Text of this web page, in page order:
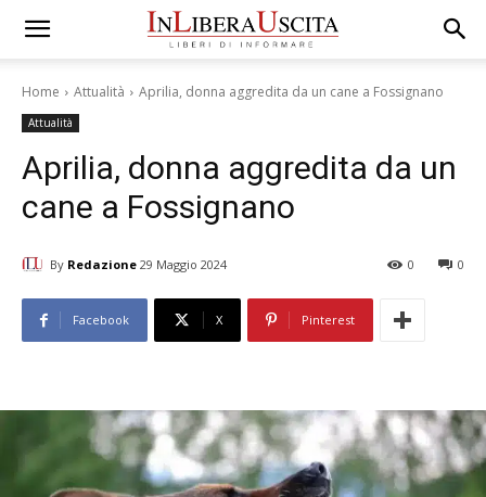
Home Attualità Aprilia, donna aggredita da un cane a Fossignano
Attualità
Aprilia, donna aggredita da un
cane a Fossignano
By Redazione 29 Maggio 2024 0
0
Facebook X Pinterest